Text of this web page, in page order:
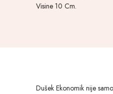
Visine 10 Cm.
Dušek Ekonomik nije